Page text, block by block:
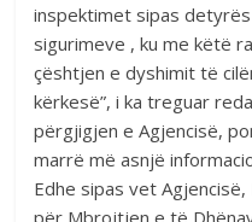
inspektimet sipas
sigurimeve , ku me këtë
çështjen e dyshimit të
kërkesë”, i ka treguar
përgjigjen e Agjencisë,
marrë më asnjë
Edhe sipas vet